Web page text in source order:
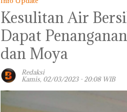
Kesulitan Air
Dapat
dan Moya
Redaksi
Kamis, 02/03/2023 - 20:08 WIB